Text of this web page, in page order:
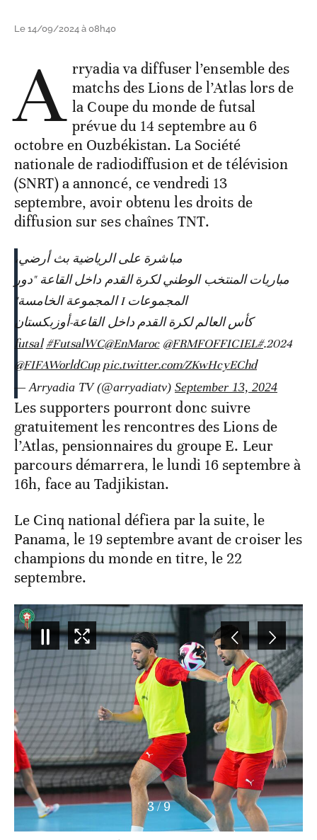
Le 14/09/2024 à 08h40
A rryadia va diffuser l’ensemble des
matchs des Lions de l’Atlas lors de
la Coupe du monde de futsal
prévue du 14 septembre au 6
octobre en Ouzbékistan. La Société
nationale de radiodiffusion et de télévision
(SNRT) a annoncé, ce vendredi 13
septembre, avoir obtenu les droits de
diffusion sur ses chaînes TNT.
مباشرة على الرياضية بث أرضي،
مباريات المنتخب الوطني لكرة القدم داخل القاعة "دور
المجموعات I المجموعة الخامسة"
كأس العالم لكرة القدم داخل القاعة-أوزبكستان
2024.
#futsal
#FutsalWC@EnMaroc @FRMFOFFICIEL
@FIFAWorldCup pic.twitter.com/ZKwHcyEChd
— Arryadia TV (@arryadiatv) September 13, 2024
Les supporters pourront donc suivre
gratuitement les rencontres des Lions de
l’Atlas, pensionnaires du groupe E. Leur
parcours démarrera, le lundi 16 septembre à
16h, face au Tadjikistan.
Le Cinq national défiera par la suite, le
Panama, le 19 septembre avant de croiser les
champions du monde en titre, le 22
septembre.
3/9